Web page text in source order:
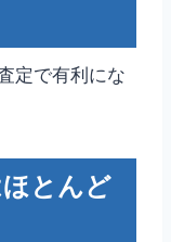
定で有利にな
とんど